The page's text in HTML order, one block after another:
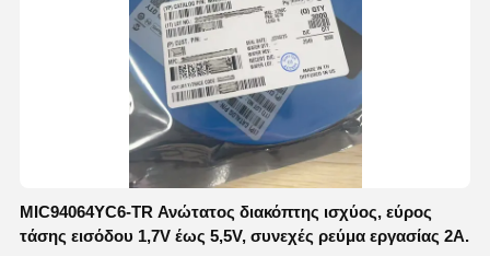
MIC94064YC6-TR Ανώτατος διακόπτης ισχύος, εύρος
τάσης εισόδου 1,7V έως 5,5V, συνεχές ρεύμα εργασίας 2A.